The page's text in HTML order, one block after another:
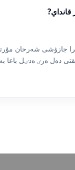
قانداي?
جازۋشى شەرحان
دەل ەرٸ ەدٸل باعا